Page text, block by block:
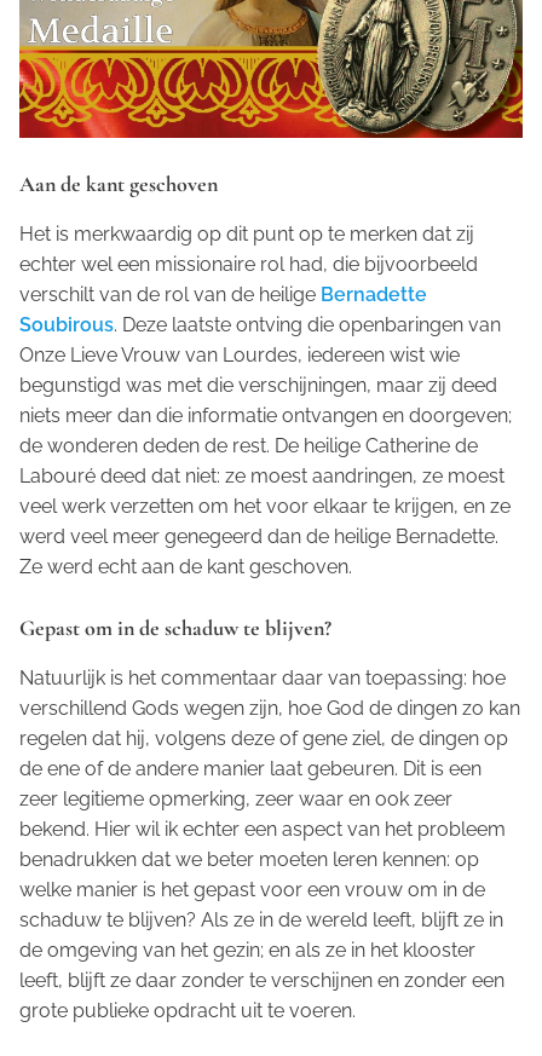
Aan de kant geschoven
Het is merkwaardig op dit punt op te merken dat zij
echter wel een missionaire rol had, die bijvoorbeeld
verschilt van de rol van de heilige Bernadette
Soubirous. Deze laatste ontving die openbaringen van
Onze Lieve Vrouw van Lourdes, iedereen wist wie
begunstigd was met die verschijningen, maar zij deed
niets meer dan die informatie ontvangen en doorgeven;
de wonderen deden de rest. De heilige Catherine de
Labouré deed dat niet: ze moest aandringen, ze moest
veel werk verzetten om het voor elkaar te krijgen, en ze
werd veel meer genegeerd dan de heilige Bernadette.
Ze werd echt aan de kant geschoven.
Gepast om in de schaduw te blijven?
Natuurlijk is het commentaar daar van toepassing: hoe
verschillend Gods wegen zijn, hoe God de dingen zo kan
regelen dat hij, volgens deze of gene ziel, de dingen op
de ene of de andere manier laat gebeuren. Dit is een
zeer legitieme opmerking, zeer waar en ook zeer
bekend. Hier wil ik echter een aspect van het probleem
benadrukken dat we beter moeten leren kennen: op
welke manier is het gepast voor een vrouw om in de
schaduw te blijven? Als ze in de wereld leeft, blijft ze in
de omgeving van het gezin; en als ze in het klooster
leeft, blijft ze daar zonder te verschijnen en zonder een
grote publieke opdracht uit te voeren.